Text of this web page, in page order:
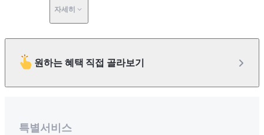
자세히
원하는 혜택 직접 골라보기
특별서비스